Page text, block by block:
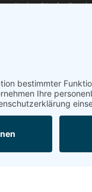
itzehoe@topf-online.de